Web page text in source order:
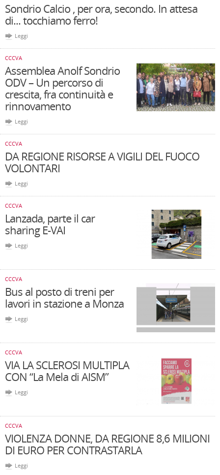
Sondrio Calcio , per ora, secondo. In attesa
di... tocchiamo ferro!
Leggi
CCCVA
Assemblea Anolf Sondrio
ODV – Un percorso di
crescita, fra continuità e
rinnovamento
Leggi
CCCVA
DA REGIONE RISORSE A VIGILI DEL FUOCO
VOLONTARI
Leggi
CCCVA
Lanzada, parte il car
sharing E-VAI
Leggi
CCCVA
Bus al posto di treni per
lavori in stazione a Monza
Leggi
CCCVA
VIA LA SCLEROSI MULTIPLA
CON “La Mela di AISM”
Leggi
CCCVA
VIOLENZA DONNE, DA REGIONE 8,6 MILIONI
DI EURO PER CONTRASTARLA
Leggi